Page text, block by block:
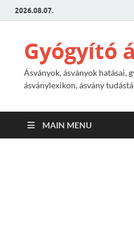
2026.08.07.
Gyógyító
Ásványok, ásványok hatásai,
ásványlexikon, ásvány
MAIN MENU